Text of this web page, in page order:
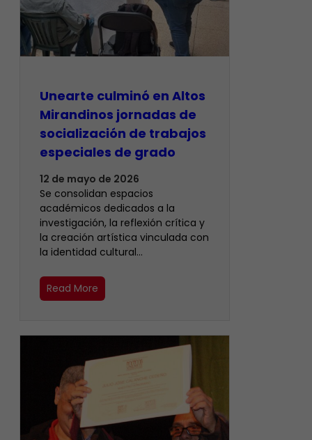
Unearte culminó en Altos
Mirandinos jornadas de
socialización de trabajos
especiales de grado
12 de mayo de 2026
Se consolidan espacios
académicos dedicados a la
investigación, la reflexión crítica y
la creación artística vinculada con
la identidad cultural…
Read More